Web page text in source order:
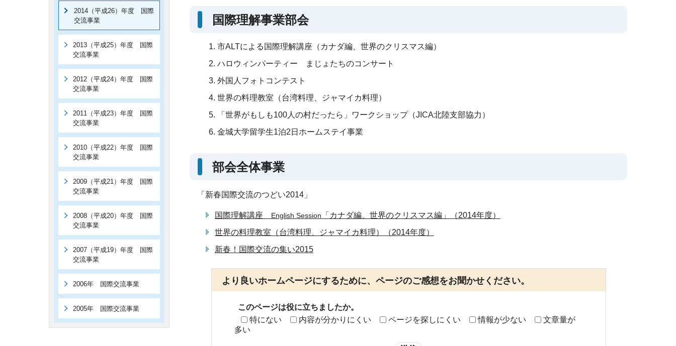
国際理解事業部会
市ALTによる国際理解講座（カナダ編、世界のクリスマス編）
ハロウィンパーティー まじょたちのコンサート
外国人フォトコンテスト
世界の料理教室（台湾料理、ジャマイカ料理）
「世界がもしも100人の村だったら」ワークショップ（JICA北陸支部協力）
金城大学留学生1泊2日ホームステイ事業
部会全体事業
「新春国際交流のつどい2014」
国際理解講座 English Session 「カナダ編、世界のクリスマス編」（2014年度）
世界の料理教室（台湾料理、ジャマイカ料理）（2014年度）
新春！国際交流の集い2015
より良いホームページにするために、ページのご感想をお聞かせください。
このページは役に立ちましたか。
特にない
内容が分かりにくい ページを探しにくい 情報が少ない
文章量が
多い
2014（平成26）年度 国際
交流事業
2013（平成25）年度 国際
交流事業
2012（平成24）年度 国際
交流事業
2011（平成23）年度 国際
交流事業
2010（平成22）年度 国際
交流事業
2009（平成21）年度 国際
交流事業
2008（平成20）年度 国際
交流事業
2007（平成19）年度 国際
交流事業
2006年 国際交流事業
2005年 国際交流事業